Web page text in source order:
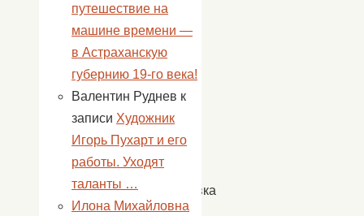
В
связи
с
этим
в
Доме
Культуры
с.
Сокрутовка
прошла
путешествие на
машине времени —
в Астраханскую
губернию 19-го века!
Валентин Руднев к
записи Художник
Игорь Пухарт и его
работы. Уходят
таланты …
Илона Михайловна